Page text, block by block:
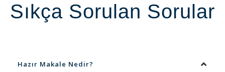
Sıkça Sorulan Sorular
Hazır Makale Nedir?